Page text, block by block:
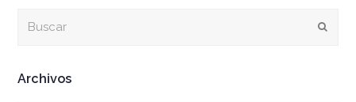
Archivos